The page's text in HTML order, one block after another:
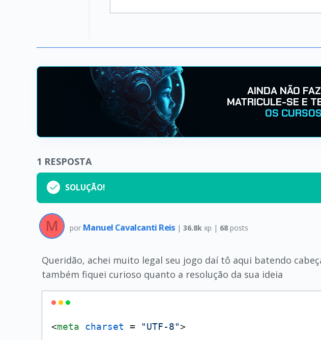
AINDA NÃO
MATRICULE-SE E
OS CURSOS
1 RESPOSTA
SOLUÇÃO!
por Manuel Cavalcanti Reis |36.8k xp | 68 posts
Queridão, achei muito legal seu jogo daí tô aqui batendo
também fiquei curioso quanto a resolução da sua ideia
<meta charset = "UTF-8">